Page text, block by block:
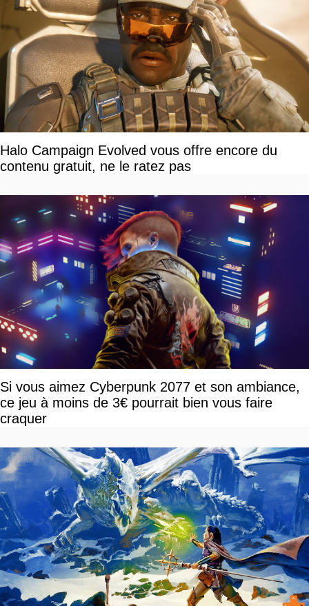
Halo Campaign Evolved vous offre encore du
contenu gratuit, ne le ratez pas
Si vous aimez Cyberpunk 2077 et son ambiance,
ce jeu à moins de 3€ pourrait bien vous faire
craquer